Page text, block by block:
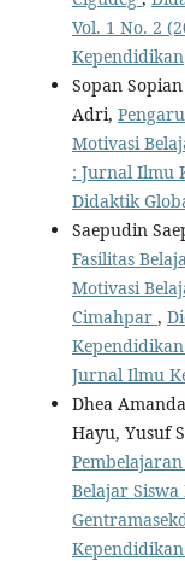
Vol. 1 No. 2
Kependidikan
Sopan
Adri,
Motivasi
: Jurnal Ilmu
Didaktik
Saepudin
Fasilitas
Motivasi
Cimahpar ,
Jurnal Ilmu
Dhea
Hayu, Yusuf
Belajar Siswa